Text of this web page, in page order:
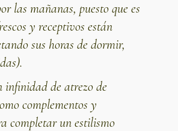
las mañanas, puesto que es
y receptivos están
sus horas de dormir,
infinidad de atrezo de
complementos y
completar un estilismo